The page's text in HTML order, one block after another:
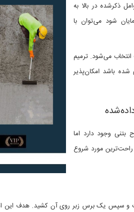
ذکرشده در بالا به
شود می‌توان با
می‌شود. ترمیم
باشد امکان‌پذیر
بتنی وجود دارد اما
مورد شروع
و سپس یک برس زبر روی آن کشید. هدف این